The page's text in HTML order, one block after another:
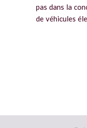
pas dans la
de véhicules
plus cher que